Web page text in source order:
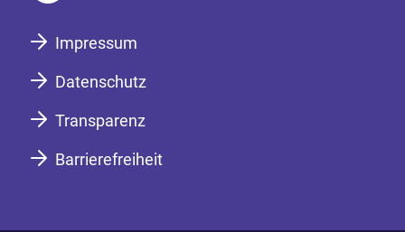
Impressum
Datenschutz
Transparenz
Barrierefreiheit